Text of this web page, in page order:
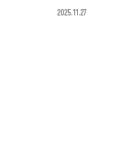
2025.11.27